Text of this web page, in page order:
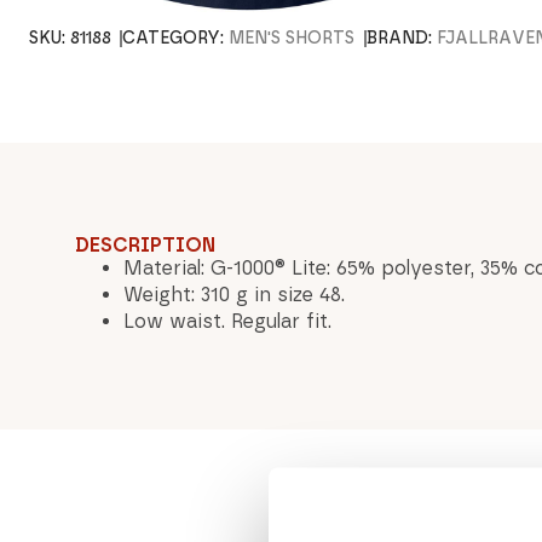
SKU: 81188 CATEGORY: MEN'S SHORTS BRAND:
DESCRIPTION
Material: G-1000® Lite: 65% polyester, 35%
Weight: 310 g in size 48.
Low waist. Regular fit.